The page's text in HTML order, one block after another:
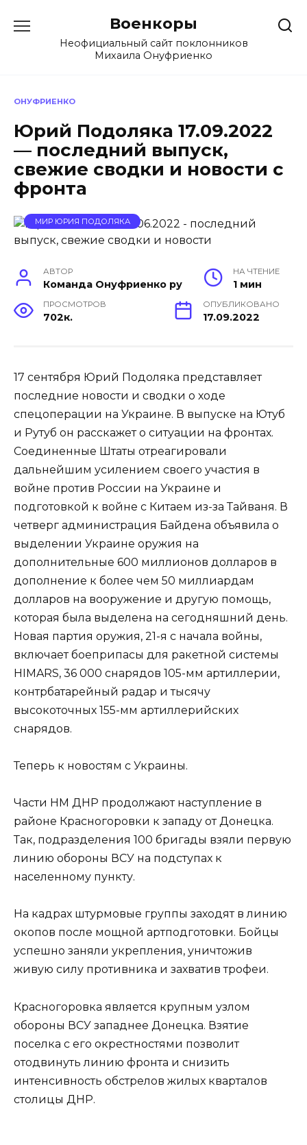
содержанию
Военкоры
Неофициальный сайт поклонников
Михаила Онуфриенко
ОНУФРИЕНКО
Юрий Подоляка 17.09.2022
— последний выпуск,
свежие сводки и новости с
фронта
МИР ЮРИЯ ПОДОЛЯКА
АВТОР
Команда Онуфриенко ру
НА ЧТЕНИЕ
1 мин
ПРОСМОТРОВ
702к.
ОПУБЛИКОВАНО
17.09.2022
17 сентября Юрий Подоляка представляет
последние новости и сводки о ходе
спецоперации на Украине. В выпуске на Ютуб
и Рутуб он расскажет о ситуации на фронтах.
Соединенные Штаты отреагировали
дальнейшим усилением своего участия в
войне против России на Украине и
подготовкой к войне с Китаем из-за Тайваня. В
четверг администрация Байдена объявила о
выделении Украине оружия на
дополнительные 600 миллионов долларов в
дополнение к более чем 50 миллиардам
долларов на вооружение и другую помощь,
которая была выделена на сегодняшний день.
Новая партия оружия, 21-я с начала войны,
включает боеприпасы для ракетной системы
HIMARS, 36 000 снарядов 105-мм артиллерии,
контрбатарейный радар и тысячу
высокоточных 155-мм артиллерийских
снарядов.
Теперь к новостям с Украины.
Части НМ ДНР продолжают наступление в
районе Красногоровки к западу от Донецка.
Так, подразделения 100 бригады взяли первую
линию обороны ВСУ на подступах к
населенному пункту.
На кадрах штурмовые группы заходят в линию
окопов после мощной артподготовки. Бойцы
успешно заняли укрепления, уничтожив
живую силу противника и захватив трофеи.
Красногоровка является крупным узлом
обороны ВСУ западнее Донецка. Взятие
поселка с его окрестностями позволит
отодвинуть линию фронта и снизить
интенсивность обстрелов жилых кварталов
столицы ДНР.